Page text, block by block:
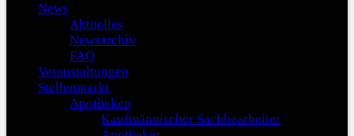
News
Aktuelles
Newsarchiv
FAQ
Veranstaltungen
Stellenmarkt
Apotheken
Kaufmännischer Sachbearbeiter